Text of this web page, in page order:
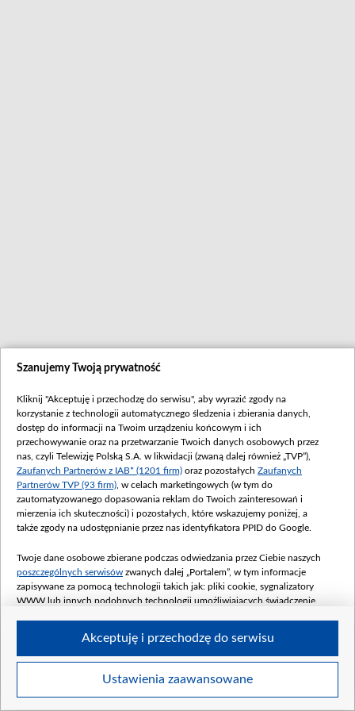
Szanujemy Twoją prywatność
Kliknij "Akceptuję i przechodzę do serwisu", aby wyrazić zgody na
korzystanie z technologii automatycznego śledzenia i zbierania danych,
dostęp do informacji na Twoim urządzeniu końcowym i ich
przechowywanie oraz na przetwarzanie Twoich danych osobowych przez
nas, czyli Telewizję Polską S.A. w likwidacji (zwaną dalej również „TVP”),
Zaufanych Partnerów z IAB* (1201 firm) oraz pozostałych Zaufanych
Partnerów TVP (93 firm) , w celach marketingowych (w tym do
zautomatyzowanego dopasowania reklam do Twoich zainteresowań i
mierzenia ich skuteczności) i pozostałych, które wskazujemy poniżej, a
także zgody na udostępnianie przez nas identyfikatora PPID do Google.
Twoje dane osobowe zbierane podczas odwiedzania przez Ciebie naszych
poszczególnych serwisów zwanych dalej „Portalem”, w tym informacje
zapisywane za pomocą technologii takich jak: pliki cookie, sygnalizatory
WWW lub innych podobnych technologii umożliwiających świadczenie
Twoje dane osobowe zbierane podczas odwiedzania przez Ciebie
Ustawienia zaawansowane
Akceptuję i przechodzę do serwisu